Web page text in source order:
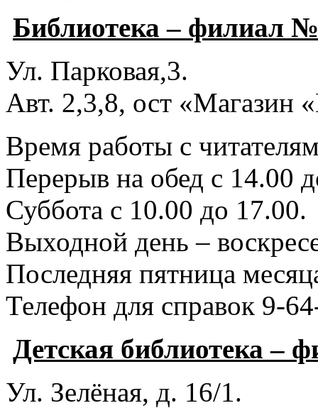
Библиотека – филиал
Ул. Парковая,3.
Авт. 2,3,8, ост «Магазин
Время работы с
Перерыв на обед с 14.00
Суббота с 10.00 до 17.00.
Выходной день –
Последняя пятница
Телефон для справок 9-
Детская библиотека –
Ул. Зелёная, д. 16/1.